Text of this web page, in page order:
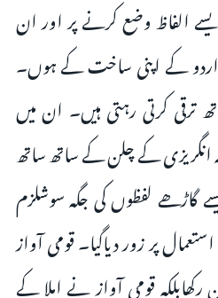
الفاظ وضع کرنے پر اور ان
اردو کے اپنی ساخت کے ہوں۔
ترقی کرتی رہتی ہیں۔ ان میں
انگریزی کے چلن کے ساتھ ساتھ
گاڑھے لفظوں کی جگہ سوشلزم
پر زور دیاگیا۔ قومی آواز
قومی آواز نے املا کے